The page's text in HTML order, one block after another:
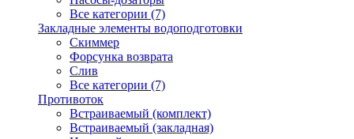
Все категории (7)
Закладные элементы водоподготовки
Скиммер
Форсунка возврата
Слив
Все категории (7)
Противоток
Встраиваемый (комплект)
Встраиваемый (закладная)